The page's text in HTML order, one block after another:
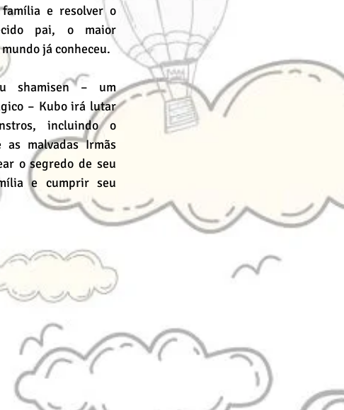
e resolver o
pai, o maior
já conheceu.
shamisen – um
– Kubo irá lutar
incluindo o
malvadas Irmãs
o segredo de seu
e cumprir seu